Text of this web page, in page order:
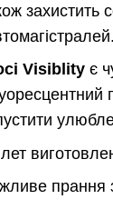
захистить
Visiblity є
прання